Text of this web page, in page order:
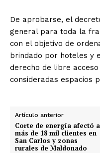
De aprobarse, el
general para toda la
con el objetivo de
brindado por hoteles y
derecho de libre
consideradas espacios
Artículo anterior
Corte de energía afectó a
más de 18 mil clientes en
San Carlos y zonas
rurales de Maldonado